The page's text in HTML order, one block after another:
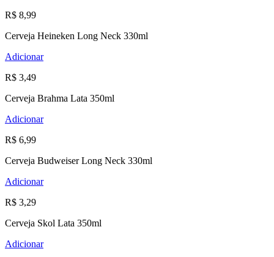
R$ 8,99
Cerveja Heineken Long Neck 330ml
Adicionar
R$ 3,49
Cerveja Brahma Lata 350ml
Adicionar
R$ 6,99
Cerveja Budweiser Long Neck 330ml
Adicionar
R$ 3,29
Cerveja Skol Lata 350ml
Adicionar